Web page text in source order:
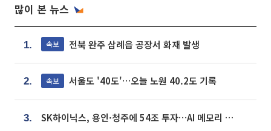
많이 본 뉴스
1. 속보 전북 완주 삼례읍 공장서 화재 발생
2. 속보 서울도 '40도'…오늘 노원 40.2도 기록
3. SK하이닉스, 용인·청주에 54조 투자…AI 메모리 생산기지 키운다